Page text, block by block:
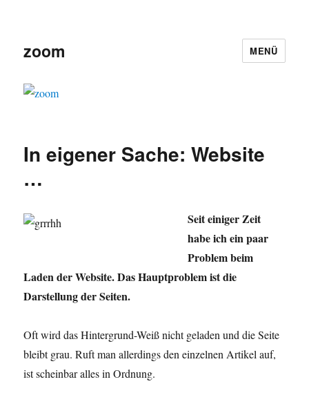
zoom MENÜ
In eigener Sache: Website
…
Seit einiger Zeit
habe ich ein paar
Problem beim
Laden der Website. Das Hauptproblem ist die
Darstellung der Seiten.
Oft wird das Hintergrund-Weiß nicht geladen und die Seite
bleibt grau. Ruft man allerdings den einzelnen Artikel auf,
ist scheinbar alles in Ordnung.